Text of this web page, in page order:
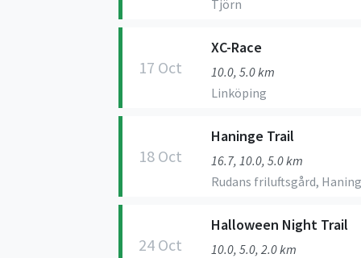
Tjörn
17 Oct
XC-Race
10.0, 5.0 km
Linköping
18 Oct
Haninge Trail
16.7, 10.0, 5.0 km
Rudans friluftsgård,
24 Oct
Halloween Night Trail
10.0, 5.0, 2.0 km